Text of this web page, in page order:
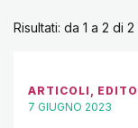
Risultati: da 1 a 2 di 2
ARTICOLI ,
7 GIUGNO 2023